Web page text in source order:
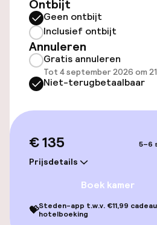
Oplaadpunt
locatie
Luchthavenshuttle
Fietsenstalling
Toegankelijkheid
Overal
Lift
Ontbijt
Geen ontbijt
Inclusief ontbijt
Annuleren
Gratis annuleren
Tot 4 september 2026 om
Niet-terugbetaalbaar
€ 135
Prijsdetails
5–6
Boek kamer
💝Steden-app t.w.v. €11,99
hotelboeking